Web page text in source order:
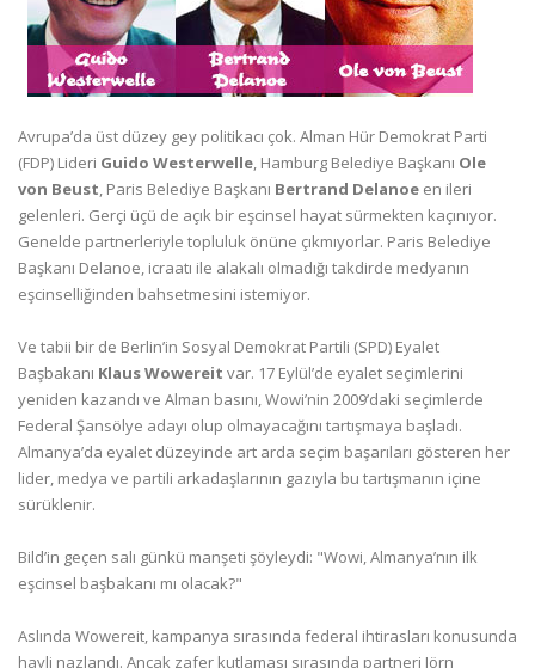
Avrupa’da üst düzey gey politikacı çok. Alman Hür Demokrat Parti
(FDP) Lideri Guido Westerwelle , Hamburg Belediye Başkanı Ole
von Beust , Paris Belediye Başkanı Bertrand Delanoe en ileri
gelenleri. Gerçi üçü de açık bir eşcinsel hayat sürmekten kaçınıyor.
Genelde partnerleriyle topluluk önüne çıkmıyorlar. Paris Belediye
Başkanı Delanoe, icraatı ile alakalı olmadığı takdirde medyanın
eşcinselliğinden bahsetmesini istemiyor.
Ve tabii bir de Berlin’in Sosyal Demokrat Partili (SPD) Eyalet
Başbakanı Klaus Wowereit var. 17 Eylül’de eyalet seçimlerini
yeniden kazandı ve Alman basını, Wowi’nin 2009’daki seçimlerde
Federal Şansölye adayı olup olmayacağını tartışmaya başladı.
Almanya’da eyalet düzeyinde art arda seçim başarıları gösteren her
lider, medya ve partili arkadaşlarının gazıyla bu tartışmanın içine
sürüklenir.
Bild’in geçen salı günkü manşeti şöyleydi: "Wowi, Almanya’nın ilk
eşcinsel başbakanı mı olacak?"
Aslında Wowereit, kampanya sırasında federal ihtirasları konusunda
hayli nazlandı. Ancak zafer kutlaması sırasında partneri Jörn